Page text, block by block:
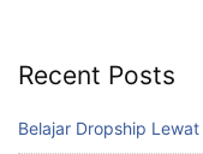
Recent Posts
Belajar Dropship